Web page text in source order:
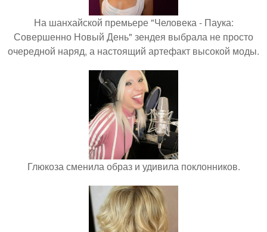
На шанхайской премьере "Человека - Паука:
Совершенно Новый День" зендея выбрала не просто
очередной наряд, а настоящий артефакт высокой моды.
Глюкоза сменила образ и удивила поклонников.